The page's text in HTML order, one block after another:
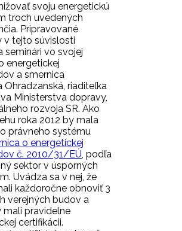
svoju energetickú
troch uvedených
Pripravované
v tejto súvislosti
seminári vo svojej
energetickej
a smernica
riaditeľka
Ministerstva dopravy,
rozvoja SR. Ako
roka 2012 by mala
právneho systému
o energetickej
č. 2010/31/EÚ, podľa
sektor v úsporných
Uvádza sa v nej, že
každoročne obnoviť 3
verejných budov a
pravidelne
certifikácii.